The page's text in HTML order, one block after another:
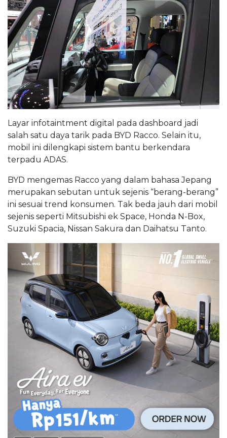
Layar infotaintment digital pada dashboard jadi
salah satu daya tarik pada BYD Racco. Selain itu,
mobil ini dilengkapi sistem bantu berkendara
terpadu ADAS.
BYD mengemas Racco yang dalam bahasa Jepang
merupakan sebutan untuk sejenis “berang-berang”
ini sesuai trend konsumen. Tak beda jauh dari mobil
sejenis seperti Mitsubishi ek Space, Honda N-Box,
Suzuki Spacia, Nissan Sakura dan Daihatsu Tanto.